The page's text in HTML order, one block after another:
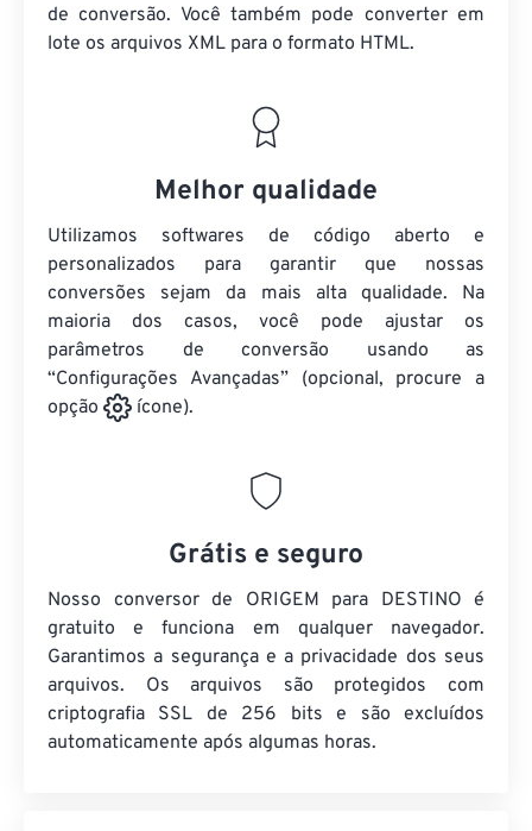
de conversão. Você também pode converter em
lote os arquivos XML para o formato HTML.
Melhor qualidade
Utilizamos softwares de código aberto e
personalizados para garantir que nossas
conversões sejam da mais alta qualidade. Na
maioria dos casos, você pode ajustar os
parâmetros de conversão usando as
“Configurações Avançadas” (opcional, procure a
opção
ícone).
Grátis e seguro
Nosso conversor de ORIGEM para DESTINO é
gratuito e funciona em qualquer navegador.
Garantimos a segurança e a privacidade dos seus
arquivos. Os arquivos são protegidos com
criptografia SSL de 256 bits e são excluídos
automaticamente após algumas horas.